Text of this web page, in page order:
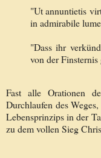
"Ut annuntietis
in admirabile
"Dass ihr
von der
Fast alle Orationen
Durchlaufen des
Lebensprinzips in der
zu dem vollen Sieg